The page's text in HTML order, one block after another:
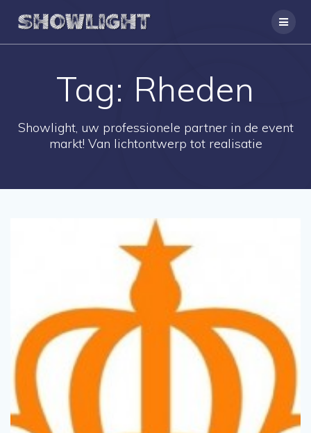
Tag: Rheden
Showlight, uw professionele partner in de event
markt! Van lichtontwerp tot realisatie